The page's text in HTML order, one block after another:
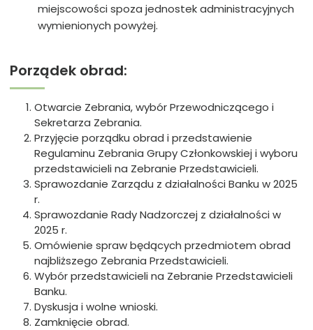
miejscowości spoza jednostek administracyjnych
wymienionych powyżej.
Porządek obrad:
Otwarcie Zebrania, wybór Przewodniczącego i
Sekretarza Zebrania.
Przyjęcie porządku obrad i przedstawienie
Regulaminu Zebrania Grupy Członkowskiej i wyboru
przedstawicieli na Zebranie Przedstawicieli.
Sprawozdanie Zarządu z działalności Banku w 2025
r.
Sprawozdanie Rady Nadzorczej z działalności w
2025 r.
Omówienie spraw będących przedmiotem obrad
najbliższego Zebrania Przedstawicieli.
Wybór przedstawicieli na Zebranie Przedstawicieli
Banku.
Dyskusja i wolne wnioski.
Zamknięcie obrad.